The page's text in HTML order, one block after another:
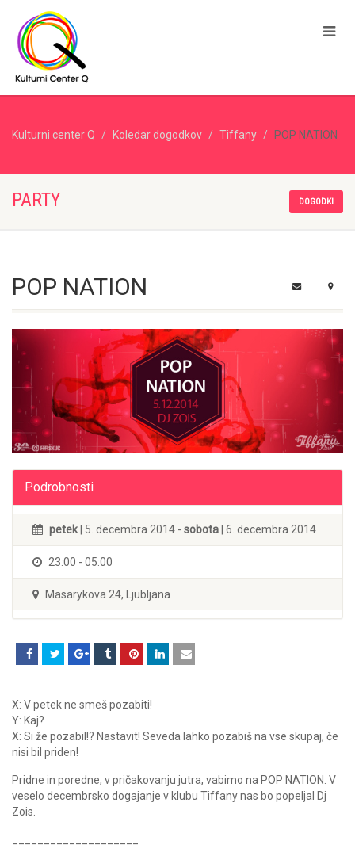
Kulturni center Q Koledar dogodkov Tiffany POP NATION
PARTY DOGODKI
POP NATION
Podrobnosti
petek | 5. decembra 2014 - sobota | 6. decembra 2014
23:00 - 05:00
Masarykova 24, Ljubljana
X: V petek ne smeš pozabiti!
Y: Kaj?
X: Si že pozabil!? Nastavit! Seveda lahko pozabiš na vse skupaj, če
nisi bil priden!
Pridne in poredne, v pričakovanju jutra, vabimo na POP NATION. V
veselo decembrsko dogajanje v klubu Tiffany nas bo popeljal Dj
Zois.